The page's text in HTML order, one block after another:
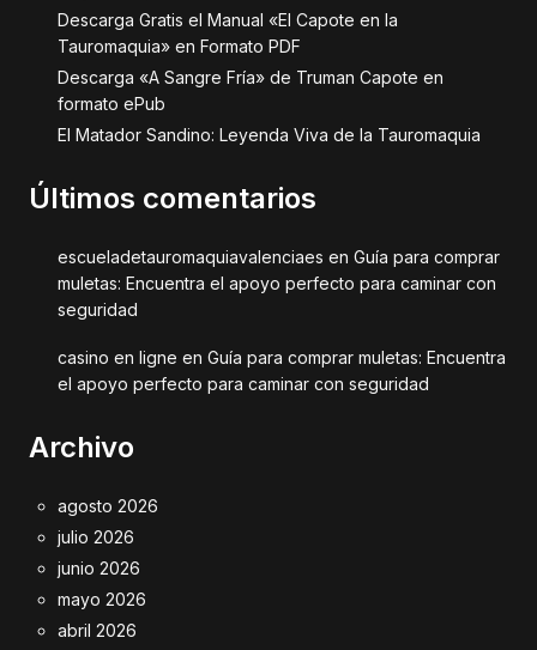
Descarga Gratis el Manual «El Capote en la
Tauromaquia» en Formato PDF
Descarga «A Sangre Fría» de Truman Capote en
formato ePub
El Matador Sandino: Leyenda Viva de la Tauromaquia
Últimos comentarios
escueladetauromaquiavalenciaes en Guía para comprar
muletas: Encuentra el apoyo perfecto para caminar con
seguridad
casino en ligne en Guía para comprar muletas: Encuentra
el apoyo perfecto para caminar con seguridad
Archivo
agosto 2026
julio 2026
junio 2026
mayo 2026
abril 2026